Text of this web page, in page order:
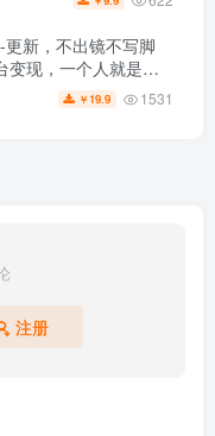
新，不出镜不写脚
变现，一个人就是一
￥ 19.9 1531
注册